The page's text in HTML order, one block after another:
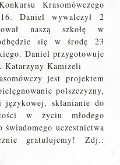
Krasomówczego
Daniel wywalczył 2
naszą szkołę w
się w środę 23
Daniel przygotowuje
Katarzyny Kamizeli
jest projektem
polszczyzny,
językowej, skłanianie do
w życiu młodego
świadomego uczestnictwa
gratulujemy! Zdj.: